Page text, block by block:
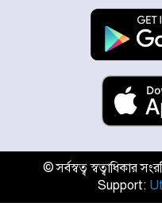
৫৩
৭
© সর্বস্বত্ব
Support: